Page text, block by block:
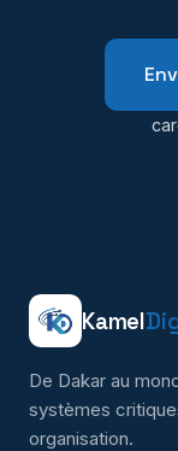
Kamel
De Dakar au
systèmes
organisation.